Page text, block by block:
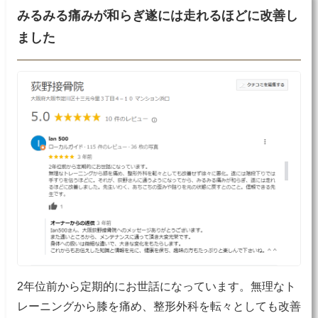
みるみる痛みが和らぎ遂には走れるほどに改善し
ました
2年位前から定期的にお世話になっています。無理なト
レーニングから膝を痛め、整形外科を転々としても改善